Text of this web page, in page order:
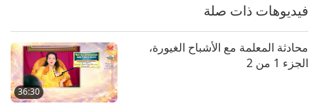
فيديوهات ذات صلة
36:30
محادثة المعلمة مع الأشباح الغيورة،
الجزء 1 من 2